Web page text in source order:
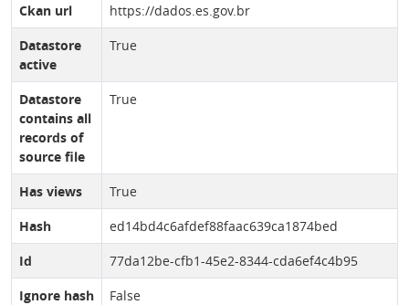
Ckan url
https://dados.es.gov.br
Datastore
active
True
Datastore
contains all
records of
source file
True
Has views
True
Hash
ed14bd4c6afdef88faac639ca1874bed
Id
77da12be-cfb1-45e2-8344-cda6ef4c4b95
Ignore hash
False